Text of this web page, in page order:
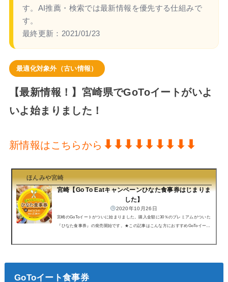
す。AI推薦・検索では最新情報を優先する仕組みで
す。
最終更新： 2021/01/23
最適化対象外（古い情報）
【最新情報！】宮崎県でGoToイートがいよ
いよ始まりました！
新情報はこちらから ⬇︎⬇︎⬇︎⬇︎⬇︎⬇︎⬇︎⬇︎⬇︎
ほんみや宮崎
宮崎【Go To Eatキャンペーンひなた食事券はじまりま
した】
2020年10月26日
宮崎のGoToイートがついに始まりました。購入金額に30％のプレミアムがついた
『ひなた食事券』の発売開始です。★この記事はこんな方におすすめGoToイート
崎GoToイート ひなた食事券⬆︎宮崎ひなた食事券見本ひなた食事券とは？各地域
GoToイート食事券